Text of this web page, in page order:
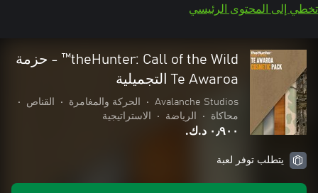
تخطي إلى المحتوى الرئيسي
theHunter: Call of the Wild™ - حزمة
Te Awaroa التجميلية
Avalanche Studios
• الحركة والمغامرة • القناص
•
محاكاة
• الرياضة • الاستراتيجية
٠٫٩٠٠ د.ك.‏
يتطلب توفر لعبة